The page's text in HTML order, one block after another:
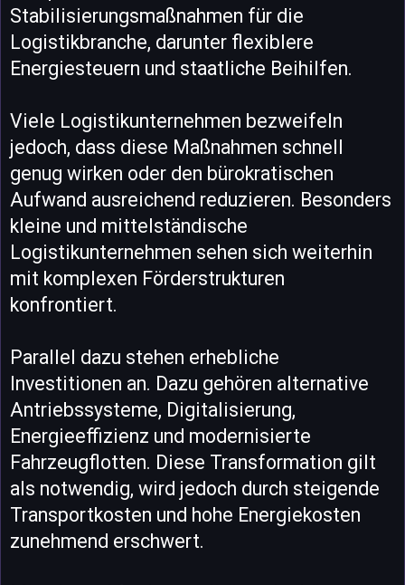
Stabilisierungsmaßnahmen für die
Logistikbranche, darunter flexiblere
Energiesteuern und staatliche Beihilfen.
Viele Logistikunternehmen bezweifeln
jedoch, dass diese Maßnahmen schnell
genug wirken oder den bürokratischen
Aufwand ausreichend reduzieren. Besonders
kleine und mittelständische
Logistikunternehmen sehen sich weiterhin
mit komplexen Förderstrukturen
konfrontiert.
Parallel dazu stehen erhebliche
Investitionen an. Dazu gehören alternative
Antriebssysteme, Digitalisierung,
Energieeffizienz und modernisierte
Fahrzeugflotten. Diese Transformation gilt
als notwendig, wird jedoch durch steigende
Transportkosten und hohe Energiekosten
zunehmend erschwert.